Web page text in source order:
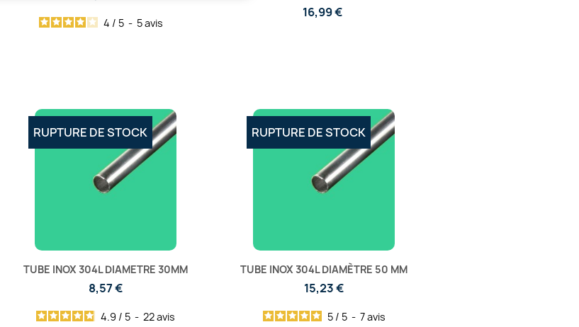
4 / 5 - 5avis
16,99 €
TUBE INOX 304L DIAMETRE 30MM
8,57 €
4.9 / 5 - 22avis
RUPTURE DE STOCK
TUBE INOX 304L DIAMÈTRE 50 MM
15,23 €
5 / 5 - 7avis
RUPTURE DE STOCK